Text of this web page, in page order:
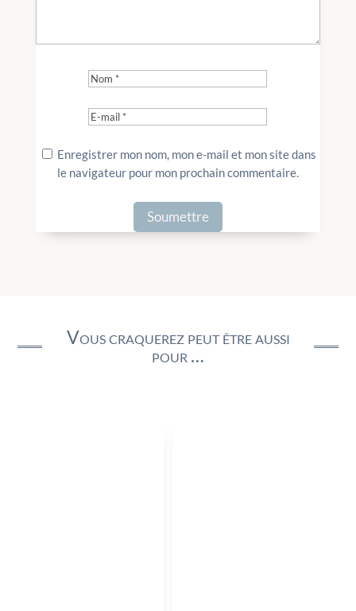
Enregistrer mon nom, mon e-mail et mon site dans
le navigateur pour mon prochain commentaire.
Vous craquerez peut être aussi
pour …